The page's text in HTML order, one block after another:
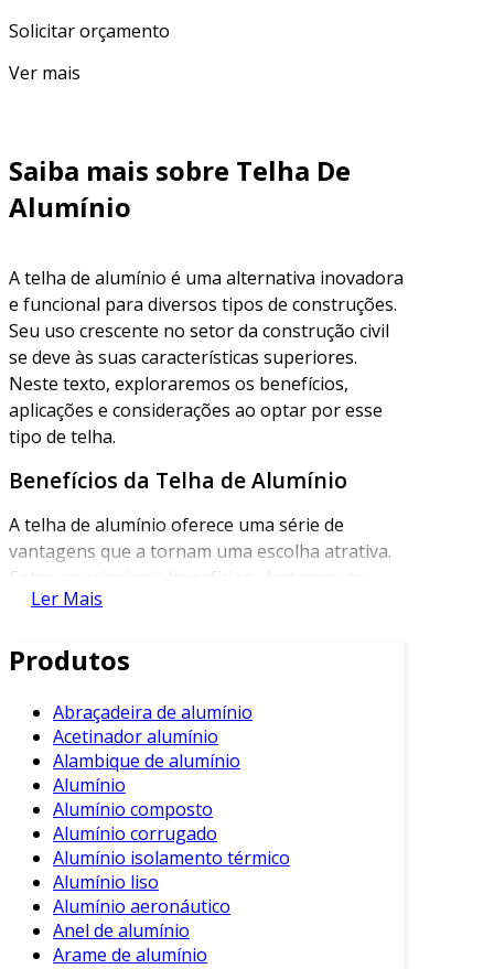
Solicitar orçamento
Ver mais
Saiba mais sobre Telha De
Alumínio
A telha de alumínio é uma alternativa inovadora
e funcional para diversos tipos de construções.
Seu uso crescente no setor da construção civil
se deve às suas características superiores.
Neste texto, exploraremos os benefícios,
aplicações e considerações ao optar por esse
tipo de telha.
Benefícios da Telha de Alumínio
A telha de alumínio oferece uma série de
vantagens que a tornam uma escolha atrativa.
Entre os principais benefícios, destacam-se:
facilitando o transporte e a instalação.
possui uma longa vida útil, exigindo
menos manutenção.
Eficiência Térmica: A telha de alumínio
ajuda a refletir a luz solar, contribuindo
para temperaturas internas mais frescas.
Sustentabilidade: É reciclável, apoiando
práticas sustentáveis na construção.
Variedade Estética: Disponível em
diversas cores e acabamentos, adapta-se
Ler Mais
Produtos
Abraçadeira de alumínio
Acetinador alumínio
Alambique de alumínio
Alumínio
Alumínio composto
Alumínio corrugado
Alumínio isolamento térmico
Alumínio liso
Alumínio aeronáutico
Anel de alumínio
Arame de alumínio